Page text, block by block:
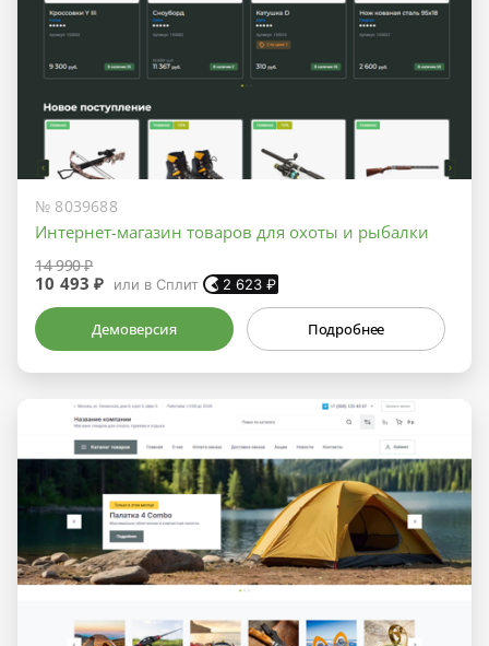
№ 8039688
Интернет-магазин товаров для охоты и рыбалки
14 990 ₽
10 493 ₽ или в Сплит 2 623₽
Демоверсия Подробнее